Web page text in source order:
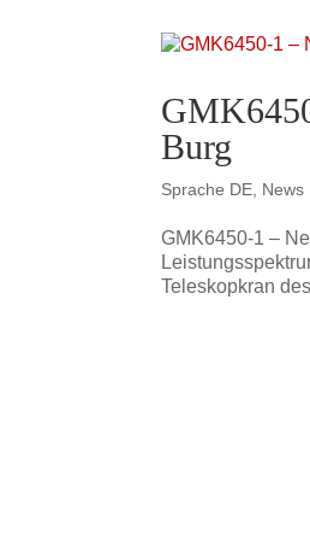
Burg
Sprache DE News
GMK6450-1 –
Teleskopkran